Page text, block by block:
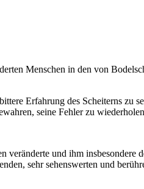
Menschen in den von
Erfahrung des Scheiterns zu
seine Fehler zu
und ihm
sehr sehenswerten und